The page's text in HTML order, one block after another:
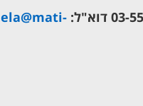
ela@mati-